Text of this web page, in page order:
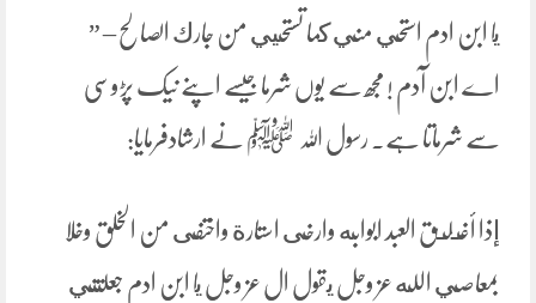
يا ابن ادم استحي مني كما تستحيي من جارك الصالح – ”
اے ابن آدم ! مجھ سے یوں شرما جیسے اپنے نیک پڑوسی
سے شرماتا ہے۔ رسول اللہ ﷺ نے ارشادفرمایا:
إذا أغـلـق العبد ابوابه وارخى استارة واختفى من الخلق وخلا
بمعاصي الله عز وجل يقول ال عز وجل يا ابن ادم جعلتني